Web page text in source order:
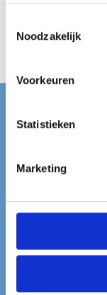
Noodzakelijk
Voorkeuren
Statistieken
Marketing
€10,95